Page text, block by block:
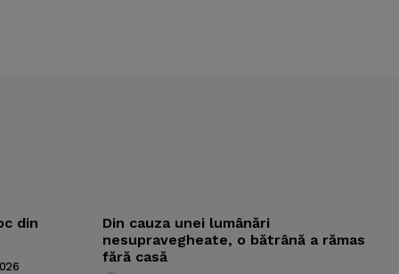
din
Din cauza unei lumânări
nesupravegheate, o bătrână a rămas
fără casă